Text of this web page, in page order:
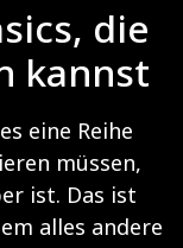
die
kannst
eine Reihe
müssen,
ist. Das ist
alles andere